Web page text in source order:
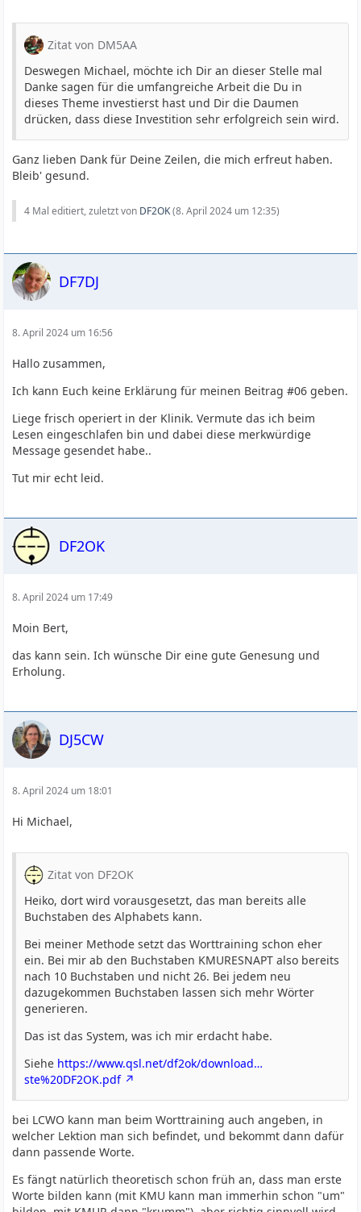
Zitat von DM5AA
Deswegen Michael, möchte ich Dir an dieser Stelle mal
Danke sagen für die umfangreiche Arbeit die Du in
dieses Theme investierst hast und Dir die Daumen
drücken, dass diese Investition sehr erfolgreich sein wird.
Ganz lieben Dank für Deine Zeilen, die mich erfreut haben.
Bleib' gesund.
4 Mal editiert, zuletzt von DF2OK(8. April 2024 um 12:35)
DF7DJ
8. April 2024 um 16:56
Hallo zusammen,
Ich kann Euch keine Erklärung für meinen Beitrag #06 geben.
Liege frisch operiert in der Klinik. Vermute das ich beim
Lesen eingeschlafen bin und dabei diese merkwürdige
Message gesendet habe..
Tut mir echt leid.
DF2OK
8. April 2024 um 17:49
Moin Bert,
das kann sein. Ich wünsche Dir eine gute Genesung und
Erholung.
DJ5CW
8. April 2024 um 18:01
Hi Michael,
Zitat von DF2OK
Heiko, dort wird vorausgesetzt, das man bereits alle
Buchstaben des Alphabets kann.
Bei meiner Methode setzt das Worttraining schon eher
ein. Bei mir ab den Buchstaben KMURESNAPT also bereits
nach 10 Buchstaben und nicht 26. Bei jedem neu
dazugekommen Buchstaben lassen sich mehr Wörter
generieren.
Das ist das System, was ich mir erdacht habe.
Siehe https://www.qsl.net/df2ok/download…
ste%20DF2OK.pdf
bei LCWO kann man beim Worttraining auch angeben, in
welcher Lektion man sich befindet, und bekommt dann dafür
dann passende Worte.
Es fängt natürlich theoretisch schon früh an, dass man erste
Worte bilden kann (mit KMU kann man immerhin schon "um"